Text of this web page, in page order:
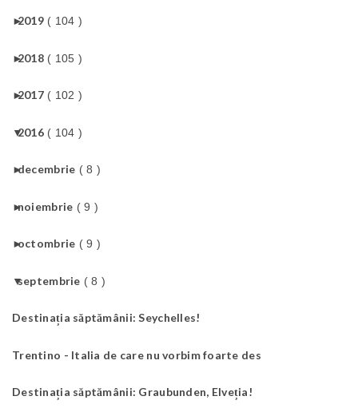
►
2019 ( 104 )
►
2018 ( 105 )
►
2017 ( 102 )
▼
2016 ( 104 )
►
decembrie ( 8 )
►
noiembrie ( 9 )
►
octombrie ( 9 )
▼
septembrie ( 8 )
Destinația săptămânii: Seychelles!
Trentino - Italia de care nu vorbim foarte des
Destinația săptămânii: Graubunden, Elveția!